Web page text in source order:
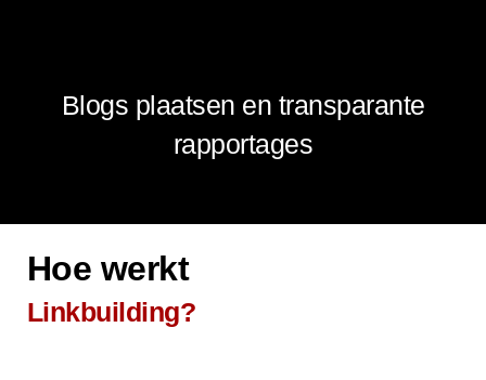
Blogs plaatsen en transparante
rapportages
Hoe werkt
Linkbuilding?